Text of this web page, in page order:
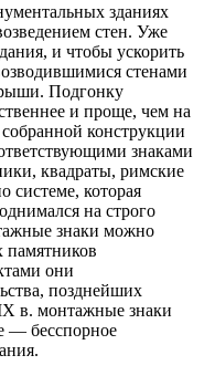
зданиях
стен. Уже
и чтобы ускорить
стенами
Подгонку
и проще, чем на
конструкции
знаками
квадраты, римские
которая
на строго
знаки можно
памятников
они
позднейших
в. монтажные знаки
— бесспорное